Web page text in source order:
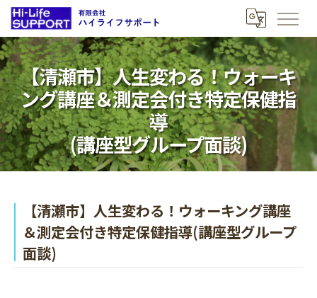
【清瀬市】人生変わる！ウォーキ
ング講座＆測定会付き特定保健指
導
(講座型グループ面談)
【清瀬市】人生変わる！ウォーキング講座
＆測定会付き特定保健指導(講座型グループ
面談)